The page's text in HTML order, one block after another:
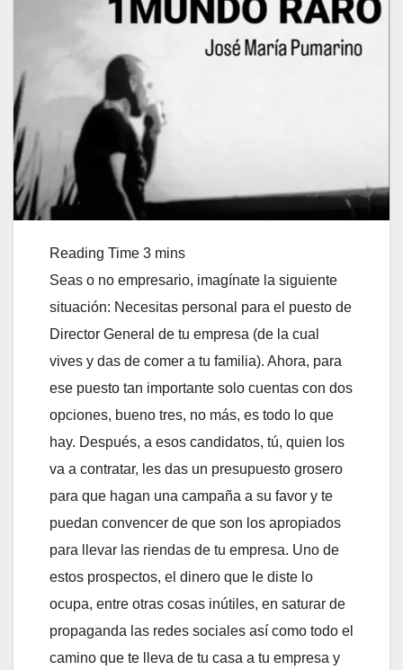
Seas o no empresario, imagínate la siguiente
situación: Necesitas personal para el puesto de
Director General de tu empresa (de la cual
vives y das de comer a tu familia). Ahora, para
ese puesto tan importante solo cuentas con dos
opciones, bueno tres, no más, es todo lo que
hay. Después, a esos candidatos, tú, quien los
va a contratar, les das un presupuesto grosero
para que hagan una campaña a su favor y te
puedan convencer de que son los apropiados
para llevar las riendas de tu empresa. Uno de
estos prospectos, el dinero que le diste lo
ocupa, entre otras cosas inútiles, en saturar de
propaganda las redes sociales así como todo el
camino que te lleva de tu casa a tu empresa y